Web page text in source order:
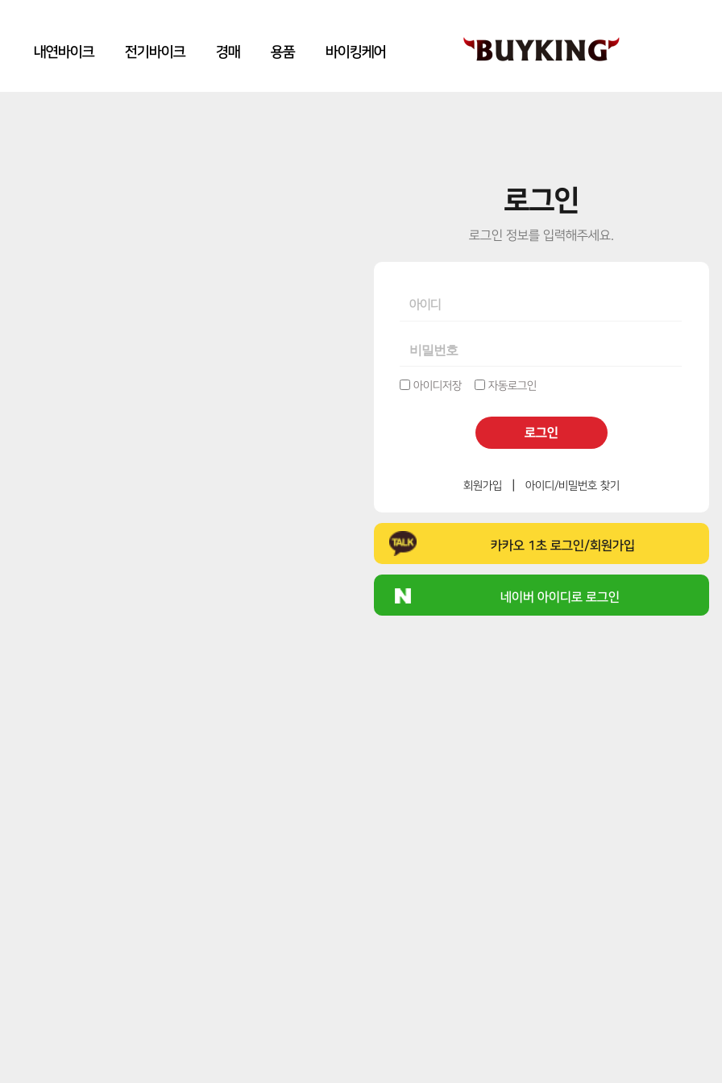
내연바이크 전기바이크 경매 용품 바이킹케어
로그인
로그인 정보를 입력해주세요.
아이디저장 자동로그인
로그인
회원가입 아이디/비밀번호 찾기
카카오 1초 로그인/회원가입
네이버 아이디로 로그인